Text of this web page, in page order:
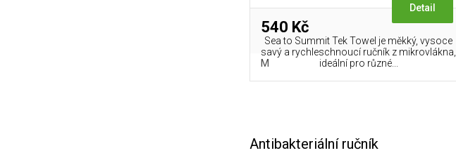
540 Kč
Detail
Sea to Summit Tek Towel je měkký, vysoce
savý a rychleschnoucí ručník z mikrovlákna,
ideální pro různé...
M
Antibakteriální ručník